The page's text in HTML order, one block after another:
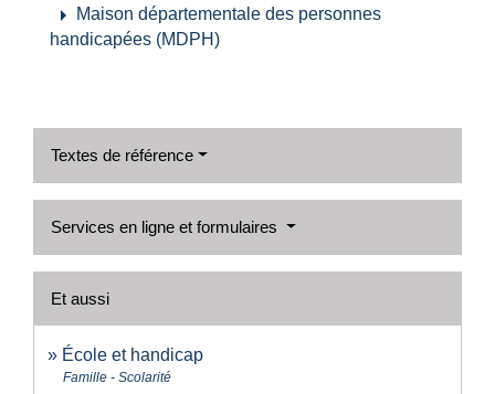
arrow_right
Maison départementale des personnes
handicapées (MDPH)
Textes de référence
Services en ligne et formulaires
Et aussi
École et handicap
Famille - Scolarité